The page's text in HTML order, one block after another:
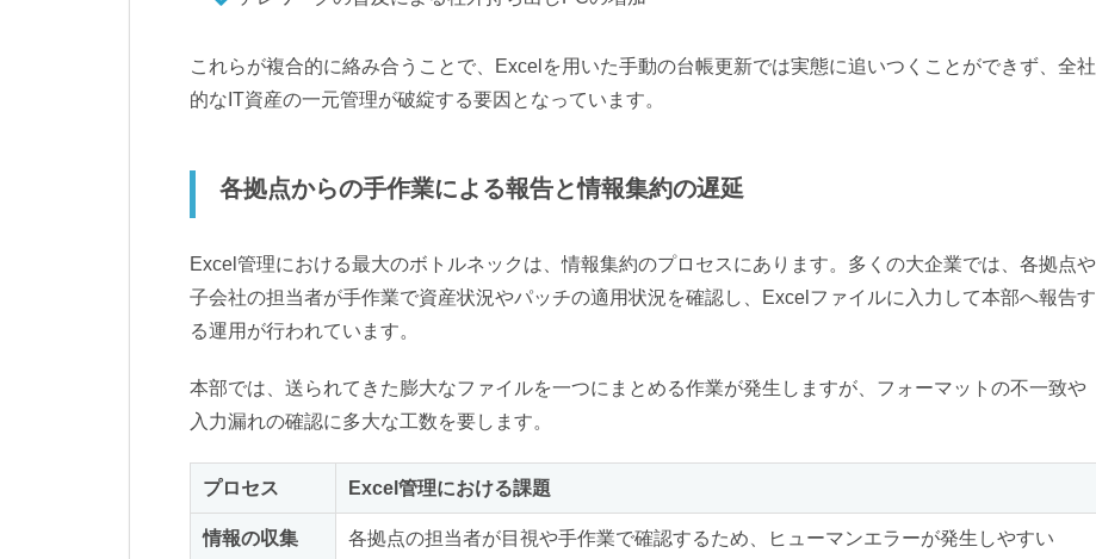
これらが複合的に絡み合うことで、Excelを用いた手動の台帳更新では実態に追いつくことができず、全社
的なIT資産の一元管理が破綻する要因となっています。
各拠点からの手作業による報告と情報集約の遅延
Excel管理における最大のボトルネックは、情報集約のプロセスにあります。多くの大企業では、各拠点や
子会社の担当者が手作業で資産状況やパッチの適用状況を確認し、Excelファイルに入力して本部へ報告す
る運用が行われています。
本部では、送られてきた膨大なファイルを一つにまとめる作業が発生しますが、フォーマットの不一致や
入力漏れの確認に多大な工数を要します。
プロセス Excel管理における課題
情報の収集 各拠点の担当者が目視や手作業で確認するため、ヒューマンエラーが発生しやすい